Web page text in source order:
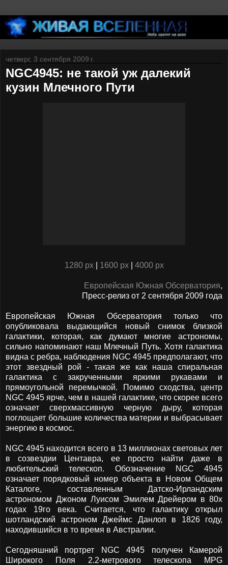
четверг, 3 сентября 2009 г.
NGC4945: не такой уж далекий
кузин Млечного Пути
1280 px| 1600 px| 4000 px
Европейская Южная Обсерватория,
Пресс-релиз от 2 сентября 2009 года
Европейская Южная Обсерватория только что
опубликовала выдающийся новый снимок близкой
галактики, которая, как думают многие астрономы,
сильно напоминают наш Млечный Путь. Хотя галактика
видна с ребра, наблюдения NGC 4945 предполагают, что
этот звездный рой - такая же как наша спиральная
галактика с закрученными яркими рукавами и
прямоугольной перемычкой. Помимо сходства, центр
NGC 4945 ярче, чем в нашей галактике, что скорее всего
означает сверхмассивную черную дыру, которая
поглощает большие количества материи и выбрасывает
энергию в космос.
NGC 4945 находится всего в 13 миллионах световых лет
в созвездии Центавра, ее просто найти даже в
любительский телескоп. Обозначение NGC 4945
означает порядковый номер объекта в Новом Общем
Каталоге, составленным Датско-Ирландским
астрономом Джоном Луисом Эмилем Дрейером в 80х
годах 19го века. Считается, что галактику открыл
шотландский астроном Джеймс Данлоп в 1826 году,
находившийся в то время в Австралии.
Сегодняшний портрет NGC 4945 получен Камерой
Широкого Поля 2.2-метрового телескопа MPG